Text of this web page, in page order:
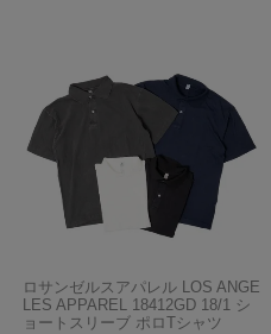
ロサンゼルスアパレル LOS ANGE
LES APPAREL 18412GD 18/1 シ
ョートスリーブ ポロTシャツ